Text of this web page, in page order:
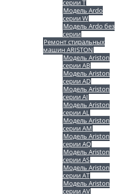
серии T
Модель Ardo
серии W
Модель Ardo без
серии
Ремонт стиральных
машин ARISTON
Модель Ariston
серии AB
Модель Ariston
серии AD
Модель Ariston
серии AI
Модель Ariston
серии AL
Модель Ariston
серии AM
Модель Ariston
серии AQ
Модель Ariston
серии AS
Модель Ariston
серии AT
Модель Ariston
серии AV